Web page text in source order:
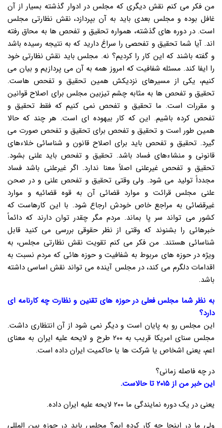
من فکر می کنم نقش دیگری که مجلس در ادوار گذشته بسیار از آن
غافل بوده و مجلس بعدی باید به آن بپردازد، نقش نظارتی مجلس
است. در دوره های گذشته، همواره تحقیق و تفحص ها به محاق رفته
اند. آیا شما تحقیق و تفحصی را سراغ دارید که به نتیجه رسیده باشد
و گفته باشند که این کار را کردیم؟ نه. مجلس باید نقش نظارتی خود
را ایفا کند. مسئله شفافیت که امروز همه به آن می پردازیم و بیان می
کنیم، یکی از مسیرهای نزدیکش همین تحقیق و تفحص هاست.
تحقیق و تفحص ها به مثابه چشم تیزبین مجلس برای اصلاح قوانین
و مقررات است. ما تحقیق و تفحص نمی کنیم که فقط تحقیق و
تفحص کرده باشیم. این که کار بیهوده ای است. هر چند که حالا
همین طور است و تحقیق و تفحص برای تحقیق و تفحص صورت می
گیرد. تحقیق و تفحص باید برای اصلاح قانون و شناسائی خلاءهای
قانونی و منشاءهای فساد باشد. تحقیق و تفحص باید علنی بشود.
تحقیق و تفحص غیرعلنی اصلاً معنا ندارد. اگر غیرعلنی باشد فساد
مجدداً تولید می شود. ولی وقتی تحقیق و تفحص علنی و در صحن
علنی مجلس قرائت و موارد قضائی آن به قوه قضائیه و موارد
غیرقضائی به مراجع خاص خودش ارجاع شود. با این کارهاست که
کشور می تواند سر پا بماند. مردم مگر چقدر توان دارند که دائماً
خبرهائی را بشنوند که وقتی از نظر حقوقی بررسی می کنید قابل
شناسائی هستند. من فکر می کنم تقویت نقش نظارتی مجلس، به
ویژه در حوزه های مربوط به شفافیت و حوزه هائی که مردم نسبت به
اقدامات دلگرم می کند، در مجلس آینده می تواند نقش اساسی داشته
باشد.
به نظر شما مجلس فعلی در حوزه های تقنین و نظارت چه کارنامه ای
دارد؟
این مجلس رو به پایان است و دیگر نمی شود از آن انتظاری داشت.
مجلس سنای امریکا قریب به ۲۰۰ طرح و لایحه علیه ایران به معنای
اعم، یعنی اشخاص یا شرکت ها یا حاکمیت ایران داده است.
در چه فاصله زمانی؟
این خبر من از ۲۰۱۵ تا حالاست.
یعنی در یک دوره نمایندگی ما ۲۰۰ لایحه علیه ایران داده.
ولی ما در اینجا چه کار کرده ایم؟ مجلس باید در حوزه بین المللی